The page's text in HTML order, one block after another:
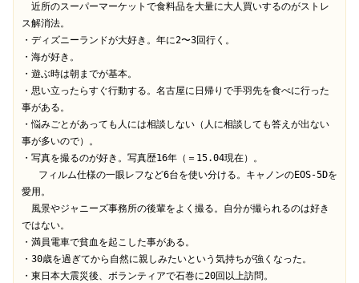
近所のスーパーマーケットで食料品を大量に大人買いするのがストレ
ス解消法。
・ディズニーランドが大好き。年に2〜3回行く。
・海が好き。
・遊ぶ時は朝までが基本。
・思い立ったらすぐ行動する。名古屋に日帰りで手羽先を食べに行った
事がある。
・悩みごとがあっても人には相談しない（人に相談しても答えが出ない
事が多いので）。
・写真を撮るのが好き。写真歴16年（＝15.04現在）。
愛用。
風景やジャニーズ事務所の後輩をよく撮る。自分が撮られるのは好き
ではない。
・満員電車で貧血を起こした事がある。
・30歳を過ぎてから自然に親しみたいという気持ちが強くなった。
・東日本大震災後、ボランティアで石巻に20回以上訪問。